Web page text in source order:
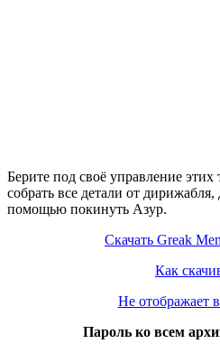
Берите под своё управление
собрать все детали от
помощью покинуть Азур.
Скачать Greak
Как
Не отображает
Пароль ко всем